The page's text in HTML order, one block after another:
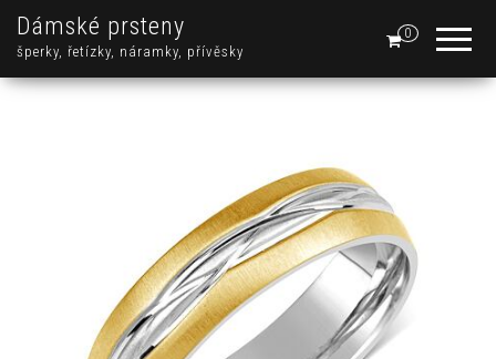
Dámské prsteny
šperky, řetízky, náramky, přívěsky
0